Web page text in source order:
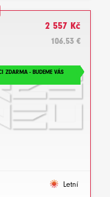
2 557 Kč
106.53 €
ZDARMA - BUDEME VÁS
Letní